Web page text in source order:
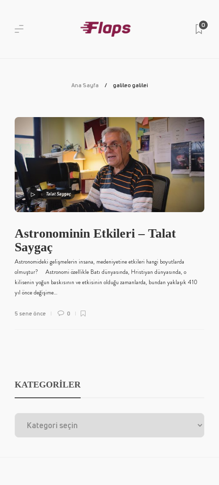
0
Ana Sayfa galileo galilei
Talat Saygaç
Astronominin Etkileri – Talat
Saygaç
Astronomideki gelişmelerin insana, medeniyetine etkileri hangi boyutlarda
olmuştur? Astronomi özellikle Batı dünyasında, Hristiyan dünyasında, o
kilisenin yoğun baskısının ve etkisinin olduğu zamanlarda, bundan yaklaşık 410
yıl önce değişime…
5 sene önce 0
KATEGORİLER